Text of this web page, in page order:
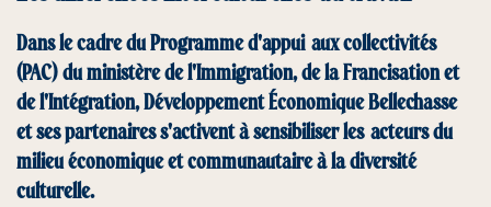
Dans le cadre du Programme d'appui aux collectivités
(PAC) du ministère de l'Immigration, de la Francisation et
de l'Intégration, Développement Économique Bellechasse
et ses partenaires s'activent à sensibiliser les acteurs du
milieu économique et communautaire à la diversité
culturelle.